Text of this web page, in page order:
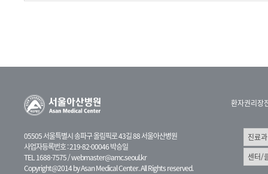
05505 서울특별시 송파구 올림픽로 43길 88 서울아산병원
사업자등록번호 : 219-82-00046 박승일
TEL 1688-7575 /webmaster@amc.seoul.kr
Copyright@2014 by Asan Medical Center. All Rights reserved.
환자권리장